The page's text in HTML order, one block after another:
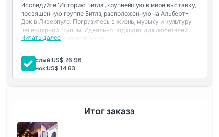
Политика в отношении детей и взрослых
Часы работы
Местоположение
Исследуйте ‘Историю Битлз’, крупнейшую в мире выставку,
посвященную группе Битлз, расположенную на Альберт-
Док в Ливерпуле. Погрузитесь в жизнь, музыку и культуру
легендарной группы. Идеально подходит для любителей
музыки и поклонников Битлз.
Читать далее
Взрослый:US$ 26.96
Ребенок:US$ 14.83
Итог заказа